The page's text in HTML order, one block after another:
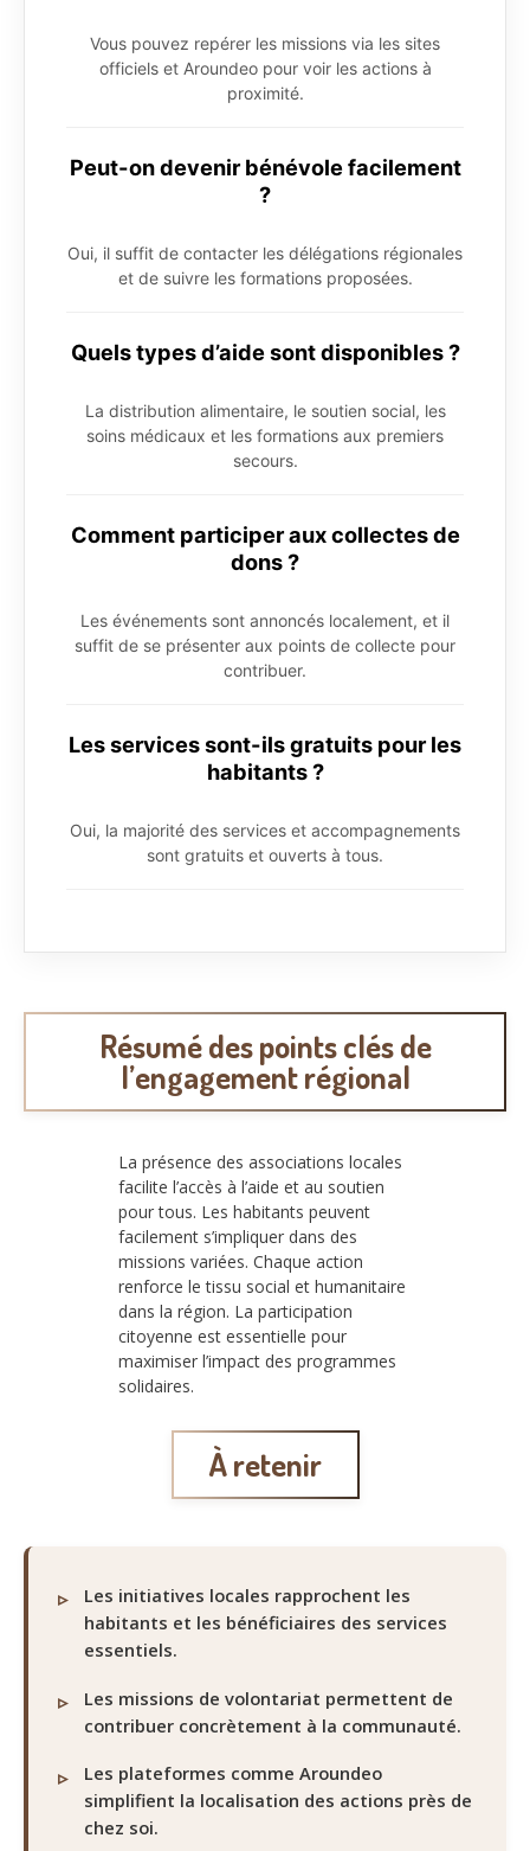
Vous pouvez repérer les missions via les sites
officiels et Aroundeo pour voir les actions à
proximité.
Peut-on devenir bénévole facilement
?
Oui, il suffit de contacter les délégations régionales
et de suivre les formations proposées.
Quels types d’aide sont disponibles ?
La distribution alimentaire, le soutien social, les
soins médicaux et les formations aux premiers
secours.
Comment participer aux collectes de
dons ?
Les événements sont annoncés localement, et il
suffit de se présenter aux points de collecte pour
contribuer.
Les services sont-ils gratuits pour les
habitants ?
Oui, la majorité des services et accompagnements
sont gratuits et ouverts à tous.
Résumé des points clés de
l’engagement régional
La présence des associations locales
facilite l’accès à l’aide et au soutien
pour tous. Les habitants peuvent
facilement s’impliquer dans des
missions variées. Chaque action
renforce le tissu social et humanitaire
dans la région. La participation
citoyenne est essentielle pour
maximiser l’impact des programmes
solidaires.
À retenir
Les initiatives locales rapprochent les
habitants et les bénéficiaires des services
essentiels.
Les missions de volontariat permettent de
contribuer concrètement à la communauté.
Les plateformes comme Aroundeo
simplifient la localisation des actions près de
chez soi.